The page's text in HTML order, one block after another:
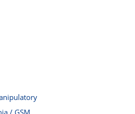
/ GSM